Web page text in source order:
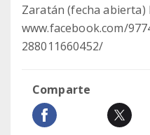
Zaratán (fecha abierta)
www.facebook.com/
288011660452/
Comparte